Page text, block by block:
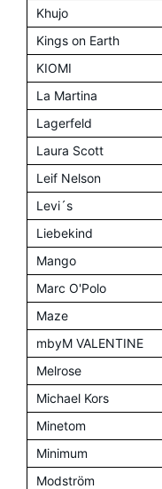
Khujo
Kings on Earth
KIOMI
La Martina
Lagerfeld
Laura Scott
Leif Nelson
Levi´s
Liebekind
Mango
Marc O'Polo
Maze
mbyM VALENTINE
Melrose
Michael Kors
Minetom
Minimum
Modström